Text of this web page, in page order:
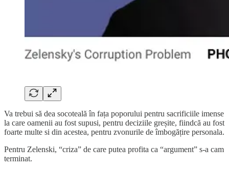
Va trebui să dea socoteală în fața poporului pentru sacrificiile imense
la care oamenii au fost supusi, pentru deciziile greșite, fiindcă au fost
foarte multe si din acestea, pentru zvonurile de îmbogățire personala.
Pentru Zelenski, “criza” de care putea profita ca “argument” s-a cam
terminat.